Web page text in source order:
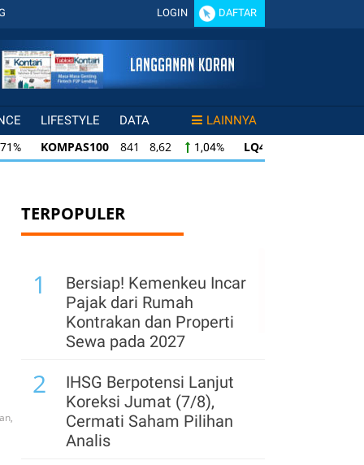
LOGIN DAFTAR
LIFESTYLE DATA LAINNYA
KOMPAS100 841 8,62 1,04% LQ45
KOMPAS100 841 8,62 1,04% LQ45
TERPOPULER
1
Bersiap! Kemenkeu Incar
Pajak dari Rumah
Kontrakan dan Properti
Sewa pada 2027
2
IHSG Berpotensi Lanjut
Koreksi Jumat (7/8),
Cermati Saham Pilihan
Analis